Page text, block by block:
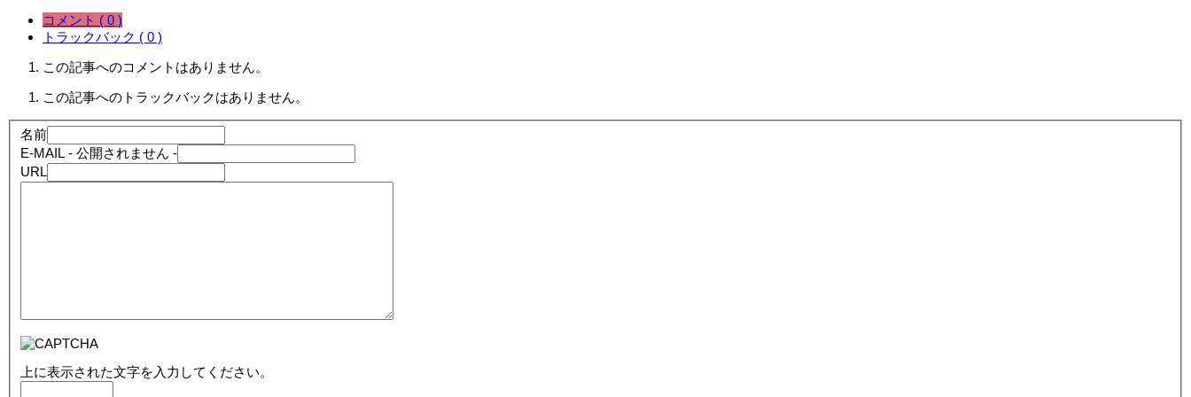
コメント ( 0 )
トラックバック ( 0 )
この記事へのコメントはありません。
この記事へのトラックバックはありません。
名前
E-MAIL - 公開されません -
URL
上に表示された文字を入力してください。